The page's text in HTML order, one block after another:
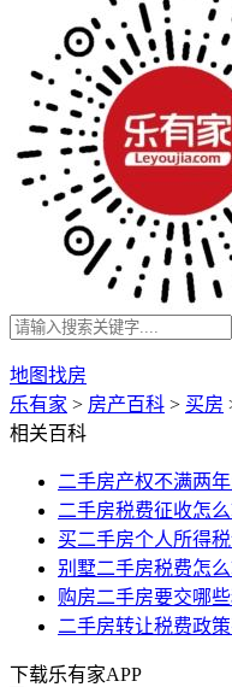
地图找房
乐有家 > 房产百科 > 买房
相关百科
二手房产权不满两年
二手房税费征收怎
买二手房个人所得税
别墅二手房税费怎么
购房二手房要交哪
二手房转让税费政策
下载乐有家APP